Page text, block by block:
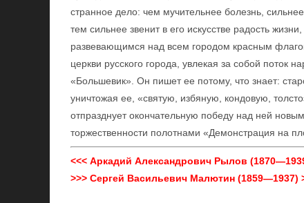
странное дело: чем мучительнее болезнь,
тем сильнее звенит в его искусстве радость
развевающимся над всем городом красным
церкви русского города, увлекая за собой поток
«Большевик». Он пишет ее потому, что знает:
уничтожая ее, «святую, избяную, кондовую,
отпразднует окончательную победу над ней
торжественности полотнами «Демонстрация на
<<< Аркадий Александрович Рылов
>>> Сергей Васильевич Малютин (1859—1937)